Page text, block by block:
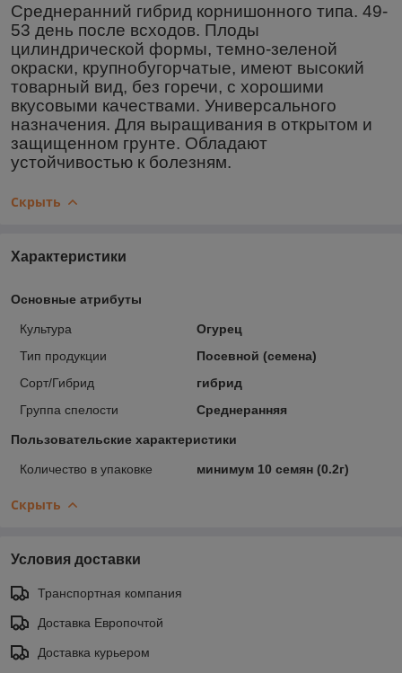
Среднеранний гибрид корнишонного типа. 49-
53 день после всходов. Плоды
цилиндрической формы, темно-зеленой
окраски, крупнобугорчатые, имеют высокий
товарный вид, без горечи, с хорошими
вкусовыми качествами. Универсального
назначения. Для выращивания в открытом и
защищенном грунте. Обладают
устойчивостью к болезням.
Скрыть
Характеристики
Основные атрибуты
Культура
Огурец
Тип продукции
Посевной (семена)
Сорт/Гибрид
гибрид
Группа спелости
Среднеранняя
Пользовательские характеристики
Количество в упаковке минимум 10 семян (0.2г)
Скрыть
Условия доставки
Транспортная компания
Доставка Европочтой
Доставка курьером